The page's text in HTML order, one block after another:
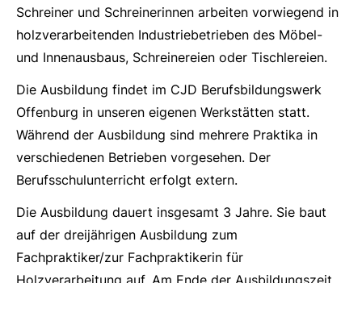
Schreiner und Schreinerinnen arbeiten vorwiegend in
holzverarbeitenden Industriebetrieben des Möbel-
und Innenausbaus, Schreinereien oder Tischlereien.
Die Ausbildung findet im CJD Berufsbildungswerk
Offenburg in unseren eigenen Werkstätten statt.
Während der Ausbildung sind mehrere Praktika in
verschiedenen Betrieben vorgesehen. Der
Berufsschulunterricht erfolgt extern.
Die Ausbildung dauert insgesamt 3 Jahre. Sie baut
auf der dreijährigen Ausbildung zum
Fachpraktiker/zur Fachpraktikerin für
Holzverarbeitung auf. Am Ende der Ausbildungszeit